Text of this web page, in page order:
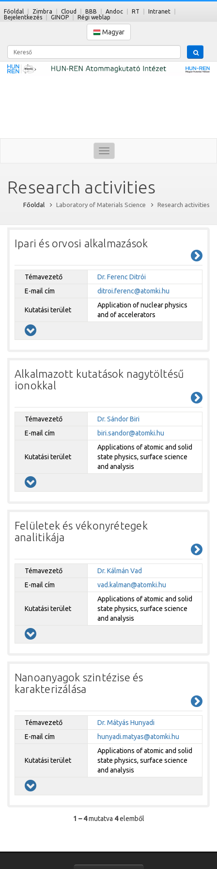
Főoldal Zimbra Cloud BBB Andoc RT
Intranet
Bejelentkezés
GINOP Régi weblap
Magyar
Kereső
Toggle
navigation
Research activities
Főoldal Laboratory of Materials Science Research activities
Ipari és orvosi alkalmazások
Témavezető
Dr. Ferenc Ditrói
E-mail cím
ditroi.ferenc@atomki.hu
Kutatási terület
Application of nuclear physics
and of accelerators
Alkalmazott kutatások nagytöltésű
ionokkal
Témavezető
Dr. Sándor Biri
E-mail cím
biri.sandor@atomki.hu
Kutatási terület
Applications of atomic and solid
state physics, surface science
and analysis
Felületek és vékonyrétegek
analitikája
Témavezető
Dr. Kálmán Vad
E-mail cím
vad.kalman@atomki.hu
Kutatási terület
Applications of atomic and solid
state physics, surface science
and analysis
Nanoanyagok szintézise és
karakterizálása
Témavezető
Dr. Mátyás Hunyadi
E-mail cím
hunyadi.matyas@atomki.hu
Kutatási terület
Applications of atomic and solid
state physics, surface science
and analysis
1 – 4mutatva 4elemből